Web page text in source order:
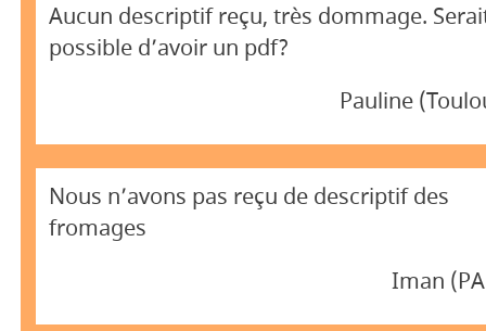
Aucun descriptif reçu, très dommage.
possible d’avoir un pdf?
Pauline
Nous n’avons pas reçu de descriptif des
fromages
Iman